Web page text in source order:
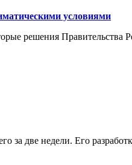
условиями
решения Правительства
за две недели. Его